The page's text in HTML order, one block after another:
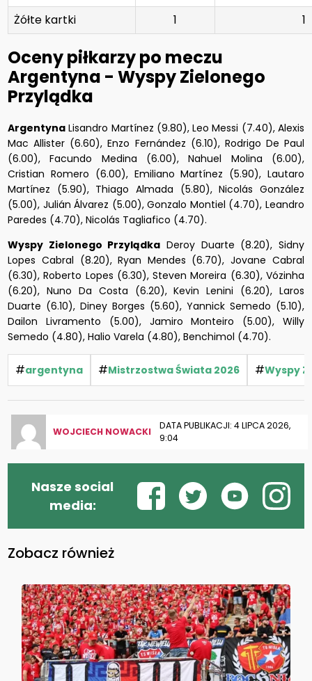
Żółte kartki
1 1
Oceny piłkarzy po meczu
Argentyna - Wyspy Zielonego
Przylądka
Argentyna Lisandro Martínez (9.80), Leo Messi (7.40), Alexis
Mac Allister (6.60), Enzo Fernández (6.10), Rodrigo De Paul
(6.00), Facundo Medina (6.00), Nahuel Molina (6.00),
Cristian Romero (6.00), Emiliano Martínez (5.90), Lautaro
Martínez (5.90), Thiago Almada (5.80), Nicolás González
(5.00), Julián Álvarez (5.00), Gonzalo Montiel (4.70), Leandro
Paredes (4.70), Nicolás Tagliafico (4.70).
Wyspy Zielonego Przylądka Deroy Duarte (8.20), Sidny
Lopes Cabral (8.20), Ryan Mendes (6.70), Jovane Cabral
(6.30), Roberto Lopes (6.30), Steven Moreira (6.30), Vózinha
(6.20), Nuno Da Costa (6.20), Kevin Lenini (6.20), Laros
Duarte (6.10), Diney Borges (5.60), Yannick Semedo (5.10),
Dailon Livramento (5.00), Jamiro Monteiro (5.00), Willy
Semedo (4.80), Halio Varela (4.80), Benchimol (4.70).
#argentyna #Mistrzostwa Świata 2026 #Wyspy
WOJCIECH NOWACKI
DATA PUBLIKACJI: 4 LIPCA 2026,
9:04
Nasze social
media:
Zobacz również